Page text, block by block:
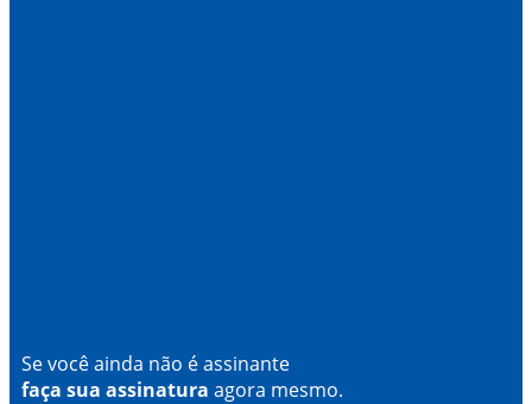
Se você ainda não é assinante
faça sua assinatura agora mesmo.